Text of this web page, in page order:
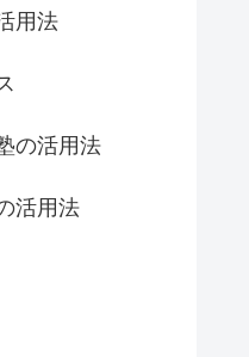
用法
の活用法
活用法